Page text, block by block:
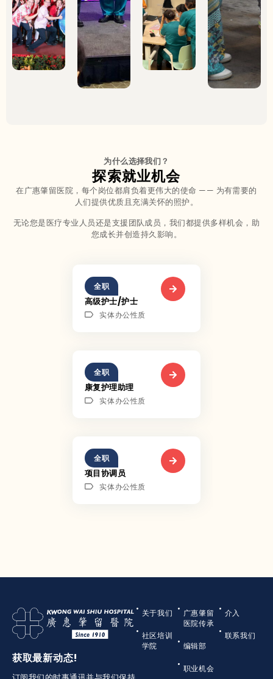
为什么选择我们？
探索就业机会
在广惠肇留医院，每个岗位都肩负着更伟大的使命 —— 为有需要的
人们提供优质且充满关怀的照护。
无论您是医疗专业人员还是支援团队成员，我们都提供多样机会，助
您成长并创造持久影响。
全职
高级护士/护士
实体办公性质
全职
康复护理助理
实体办公性质
全职
项目协调员
实体办公性质
获取最新动态!
关于我们
社区培训
学院
广惠肇留
医院传承
编辑部
职业机会
介入
联系我们